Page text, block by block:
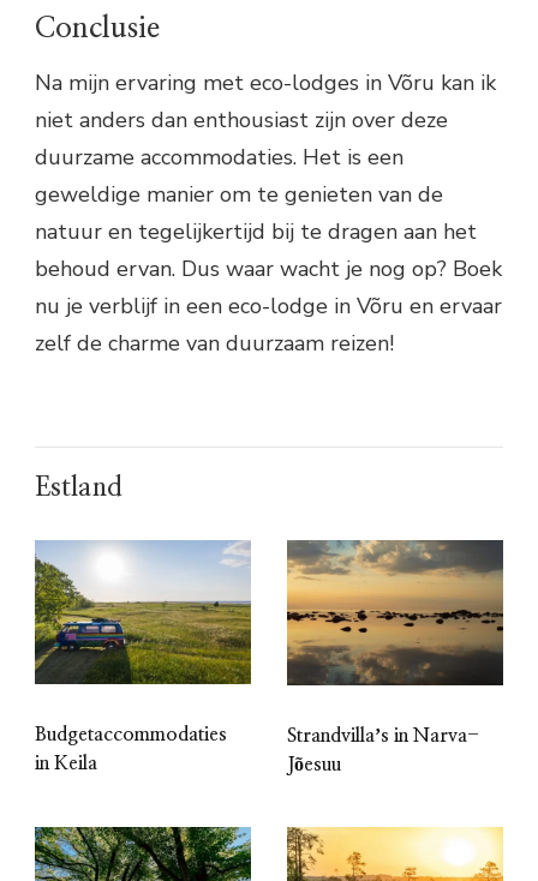
Conclusie
Na mijn ervaring met eco-lodges in Võru kan ik
niet anders dan enthousiast zijn over deze
duurzame accommodaties. Het is een
geweldige manier om te genieten van de
natuur en tegelijkertijd bij te dragen aan het
behoud ervan. Dus waar wacht je nog op? Boek
nu je verblijf in een eco-lodge in Võru en ervaar
zelf de charme van duurzaam reizen!
Estland
Budgetaccommodaties
in Keila
Strandvillaʼs in Narva-
Jõesuu